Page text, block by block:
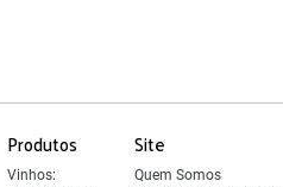
Produtos
Vinhos:
Site
Quem Somos